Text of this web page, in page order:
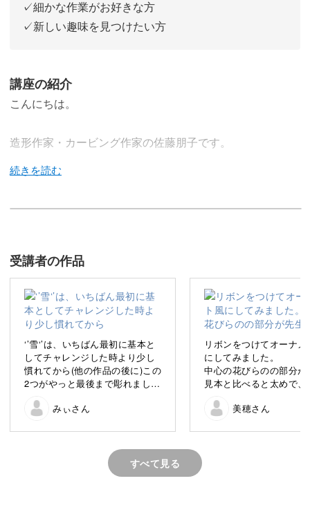
✓細かな作業がお好きな方
✓新しい趣味を見つけたい方
講座の紹介
こんにちは。
造形作家・カービング作家の佐藤朋子です。
この講座では、少しだけステップアップしたカービングの
技術を学んでいきましょう。
雪の模様を彫るのは難しそうに思うかもしれませんが、基
本の彫り方で進めていける内容になっています。
繊細なディティールをあなたの手で
今回は平らな面に様々な形を彫っていきますが、意外とシ
受講者の作品
‘’雪‘’は、いちばん最初に基本と
してチャレンジした時より少し
慣れてから(他の作品の後に)この
2つがやっと最後まで彫れまし
モヤモヤが大量💦でお掃除がい
高さを平らに揃えるのも難しい
です💧(基本がまだまだ未熟😣)
でも、作品が出来上がるとそれ
なりに嬉しいので、ソープ・カ
みぃさん
リボンをつけてオーナメ
にしてみました。
中心の花びらのの部分が
見本と比べると太めで、
しスッキリするように
けた印の跡も気になるの
美穂さん
すべて見る